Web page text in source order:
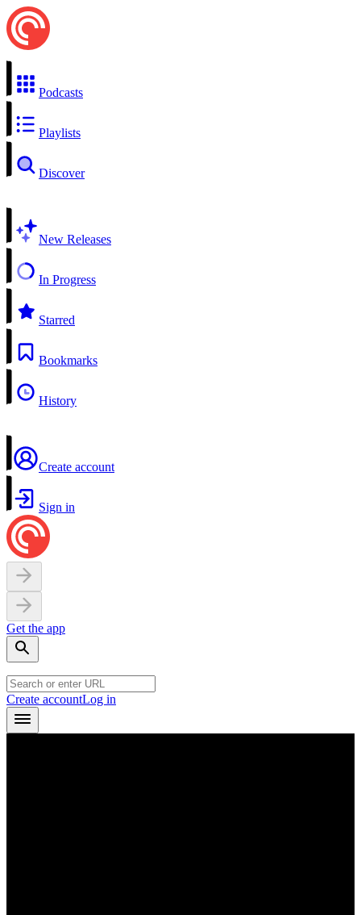
Podcasts
Playlists
Discover
New Releases
In Progress
Starred
Bookmarks
History
Create account
Sign in
Get the app
Create accountLog in